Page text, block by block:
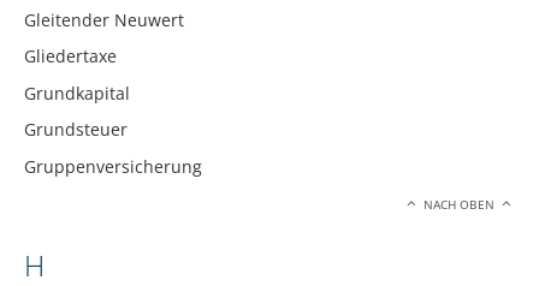
Gleitender Neuwert
Gliedertaxe
Grundkapital
Grundsteuer
Gruppenversicherung
NACH OBEN
H